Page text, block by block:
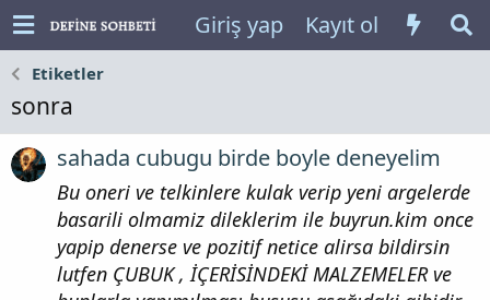
Giriş yap Kayıt ol
Etiketler
sonra
sahada cubugu birde boyle deneyelim
Bu oneri ve telkinlere kulak verip yeni argelerde
basarili olmamiz dileklerim ile buyrun.kim once
yapip denerse ve pozitif netice alirsa bildirsin
lutfen ÇUBUK , İÇERİSİNDEKİ MALZEMELER ve